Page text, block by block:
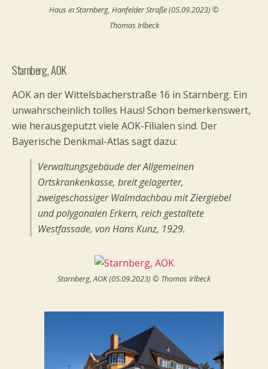
Haus in Starnberg, Hanfelder Straße (05.09.2023) ©
Thomas Irlbeck
Starnberg, AOK
AOK an der Wittelsbacherstraße 16 in Starnberg. Ein
unwahrscheinlich tolles Haus! Schon bemerkenswert,
wie herausgeputzt viele AOK-Filialen sind. Der
Bayerische Denkmal-Atlas sagt dazu:
Verwaltungsgebäude der Allgemeinen
Ortskrankenkasse, breit gelagerter,
zweigeschossiger Walmdachbau mit Ziergiebel
und polygonalen Erkern, reich gestaltete
Westfassade, von Hans Kunz, 1929.
Starnberg, AOK (05.09.2023) © Thomas Irlbeck